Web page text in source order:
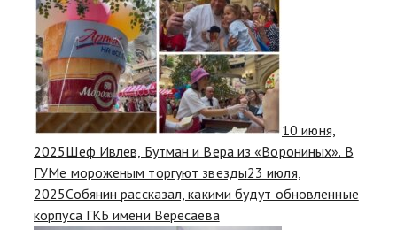
10 июня,
2025Шеф Ивлев, Бутман и Вера из «Ворониных». В
ГУМе мороженым торгуют звезды23 июля,
2025Собянин рассказал, какими будут обновленные
корпуса ГКБ имени Вересаева